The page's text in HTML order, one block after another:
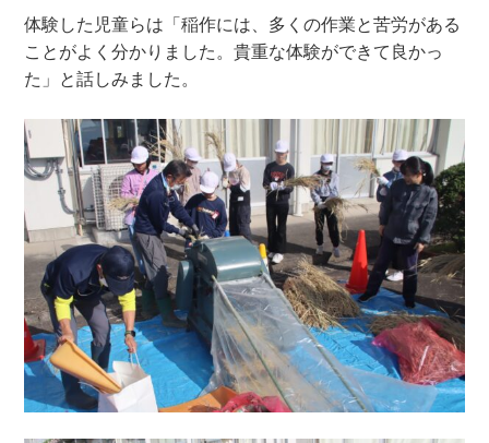
体験した児童らは「稲作には、多くの作業と苦労がある
ことがよく分かりました。貴重な体験ができて良かっ
た」と話しみました。